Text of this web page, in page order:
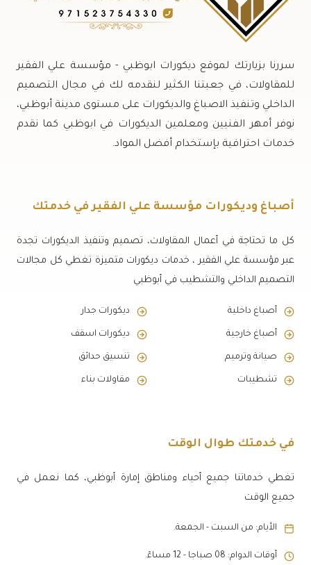
سررنا بزيارتك لموقع ديكورات ابوظبي - مؤسسة علي الفقير
للمقاولات، في جعبتنا الكثير لنقدمه لك في مجال التصميم
الداخلي وتنفيذ الاصباغ والديكورات على مستوى مدينة أبوظبي،
نوفر أمهر الفنيين ومعلمين الديكورات في ابوظبي كما نقدم
خدمات احترافية بإستخدام أفضل المواد.
أصباغ وديكورات مؤسسة علي الفقير في خدمتك
كل ما تحتاجة في أعمال المقاولات، تصميم وتنفيذ الديكورات تجدة
عبر مؤسسة علي الفقير ، خدمات ديكورات متميزة تغطي كل مجالات
التصميم الداخلي والتشطيب في أبوظبي
أصباغ داخلية ديكورات جدار
أصباغ خارجية ديكورات اسقف
صيانة وترميم تنسيق حدائق
تشطيبات مقاولات بناء
في خدمتك طوال الوقت
تغطي خدماتنا جميع أحياء ومناطق إمارة أبوظبي، كما نعمل في
جميع الوقت
الأيام: من السبت - الجمعة.
أوقات الدوام: 08 صباجا - 12 مساءً.